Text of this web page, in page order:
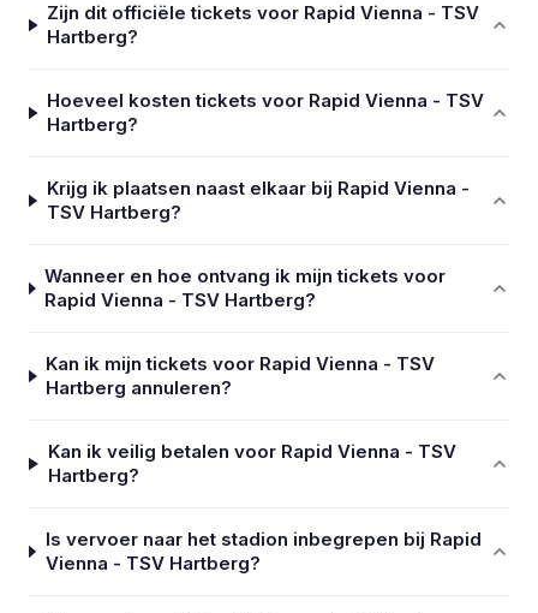
Zijn dit officiële tickets voor Rapid Vienna - TSV
Hartberg?
Hoeveel kosten tickets voor Rapid Vienna - TSV
Hartberg?
Krijg ik plaatsen naast elkaar bij Rapid Vienna -
TSV Hartberg?
Wanneer en hoe ontvang ik mijn tickets voor
Rapid Vienna - TSV Hartberg?
Kan ik mijn tickets voor Rapid Vienna - TSV
Hartberg annuleren?
Kan ik veilig betalen voor Rapid Vienna - TSV
Hartberg?
Is vervoer naar het stadion inbegrepen bij Rapid
Vienna - TSV Hartberg?